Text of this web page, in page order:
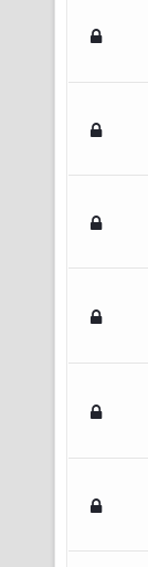
- 0 de 5 em média
45
- 0 de 5 em média
45
- 0 de 5 em média
45
- 0 de 5 em média
45
- 0 de 5 em média
45
- 0 de 5 em média
45